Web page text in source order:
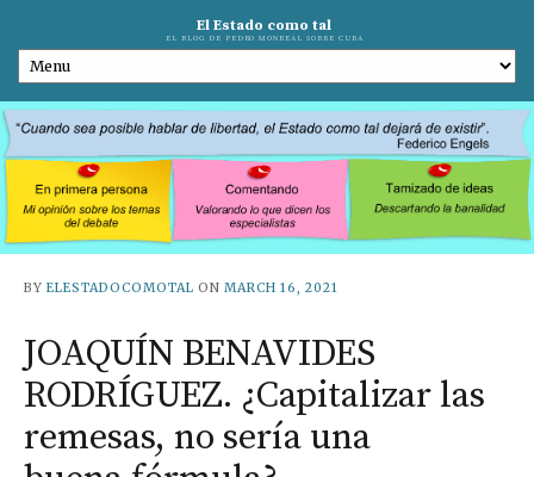
El Estado como tal
EL BLOG DE PEDRO MONREAL SOBRE CUBA
BY ELESTADOCOMOTAL ON MARCH 16, 2021
JOAQUÍN BENAVIDES
RODRÍGUEZ. ¿Capitalizar las
remesas, no sería una